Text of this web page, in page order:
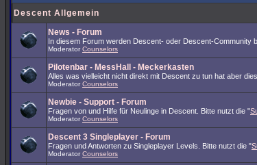
Descent Allgemein
News - Forum
In diesem Forum werden Descent- oder Descent-Community
Moderator Counselors
Pilotenbar - MessHall - Meckerkasten
Alles was vielleicht nicht direkt mit Descent zu tun hat aber
Moderator Counselors
Newbie - Support - Forum
Fragen von und Hilfe für Neulinge in Descent. Bitte nutzt die "
Moderator Counselors
Descent 3 Singleplayer - Forum
Fragen und Antworten zu Singleplayer Levels. Bitte nutzt die "
Moderator Counselors